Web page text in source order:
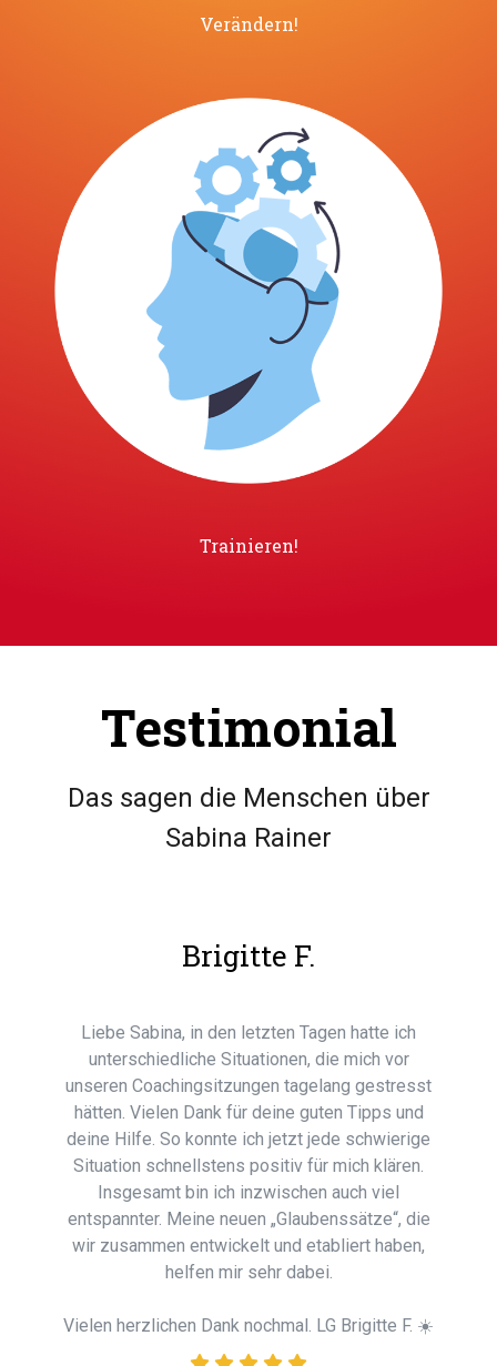
Verändern!
Trainieren!
Testimonial
Das sagen die Menschen über
Sabina Rainer
Brigitte F.
Liebe Sabina, in den letzten Tagen hatte ich
unterschiedliche Situationen, die mich vor
unseren Coachingsitzungen tagelang gestresst
hätten. Vielen Dank für deine guten Tipps und
deine Hilfe. So konnte ich jetzt jede schwierige
Situation schnellstens positiv für mich klären.
Insgesamt bin ich inzwischen auch viel
entspannter. Meine neuen „Glaubenssätze“, die
wir zusammen entwickelt und etabliert haben,
helfen mir sehr dabei.
Vielen herzlichen Dank nochmal. LG Brigitte F. ☀️